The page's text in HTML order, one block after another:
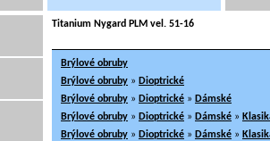
Titanium Nygard PLM vel. 51-16
Brýlové obruby
Brýlové obruby » Dioptrické
Brýlové obruby » Dioptrické » Dámské
Brýlové obruby » Dioptrické » Dámské »
Brýlové obruby » Dioptrické » Dámské »